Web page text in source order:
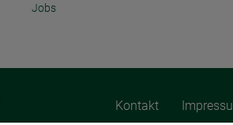
Jobs
Kontakt